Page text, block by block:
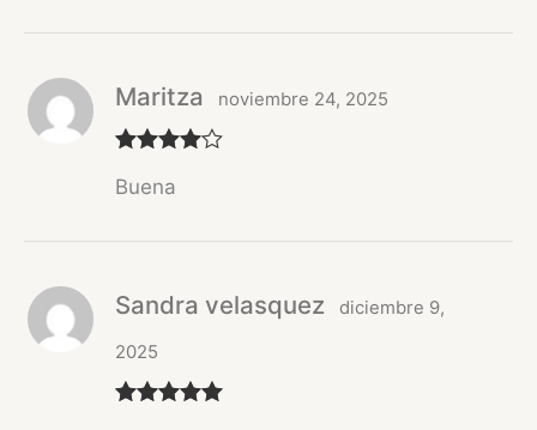
con4de 5
Maritza noviembre 24, 2025
Buena
Sandra velasquez diciembre 9,
2025